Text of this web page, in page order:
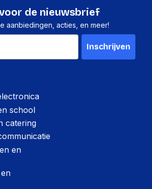
school
catering
en
de nieuwsbrief
aanbiedingen, acties, en meer!
Inschrijven